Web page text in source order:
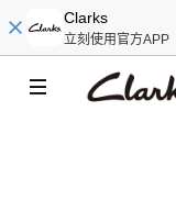
Clarks
立刻使用官方APP